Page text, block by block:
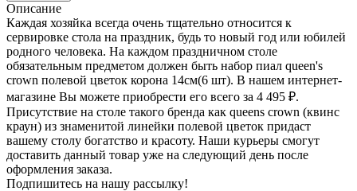
Описание
Каждая хозяйка всегда очень тщательно относится к
сервировке стола на праздник, будь то новый год или юбилей
родного человека. На каждом праздничном столе
обязательным предметом должен быть набор пиал queen's
crown полевой цветок корона 14см(6 шт). В нашем интернет-
магазине Вы можете приобрести его всего за 4 495 ₽.
Присутствие на столе такого бренда как queens crown (квинс
краун) из знаменитой линейки полевой цветок придаст
вашему столу богатство и красоту. Наши курьеры смогут
доставить данный товар уже на следующий день после
оформления заказа.
Подпишитесь на нашу рассылку!